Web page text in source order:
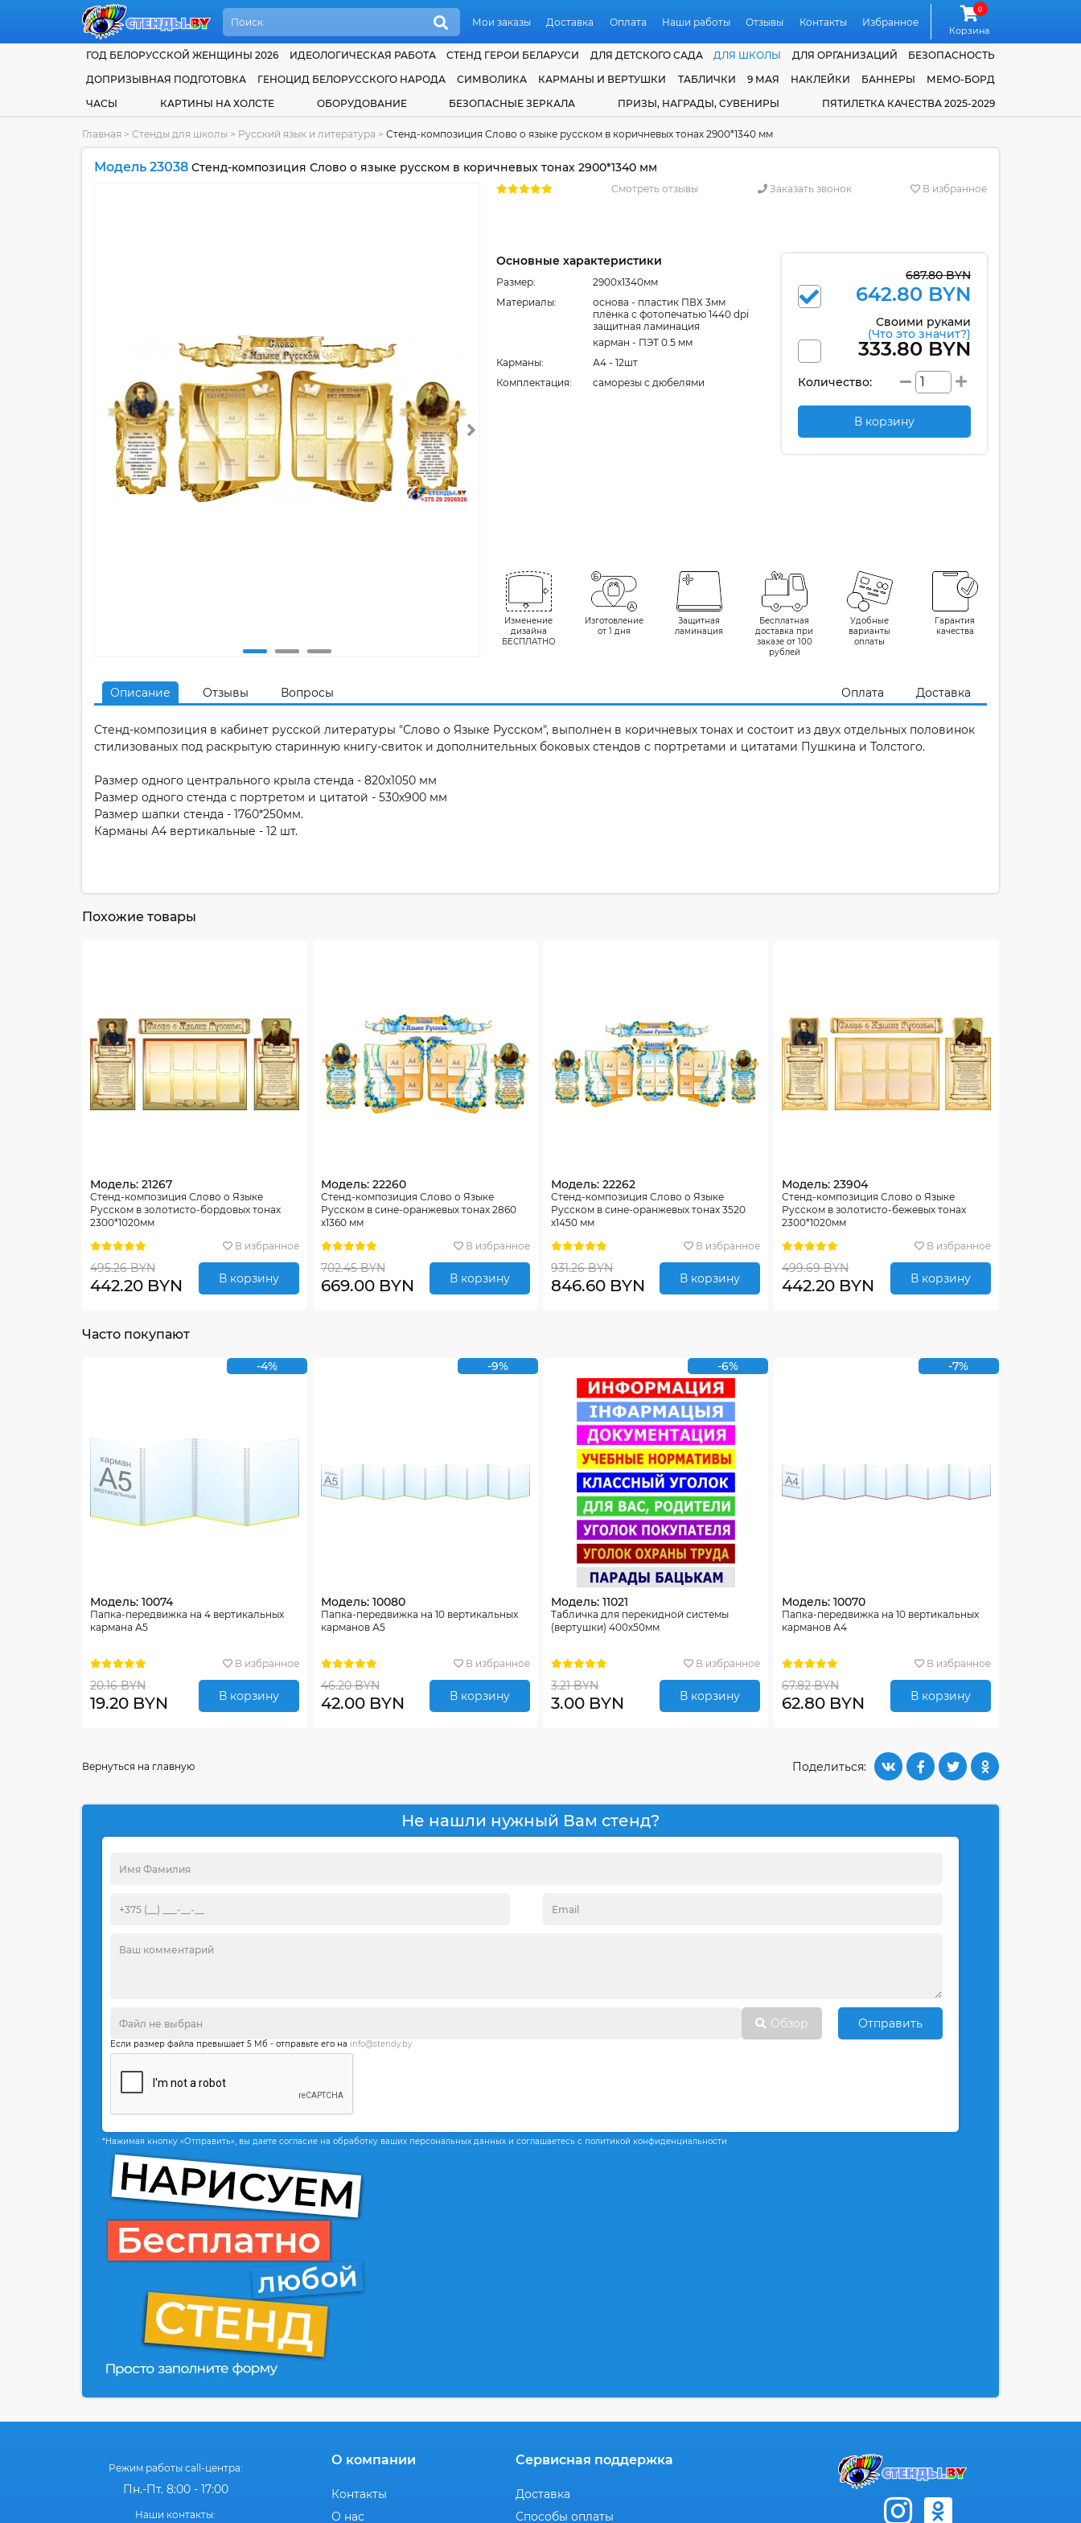
Мои заказы Доставка Оплата Наши работы Отзывы Контакты Избранное
0
Корзина
ГОД БЕЛОРУССКОЙ ЖЕНЩИНЫ 2026 ИДЕОЛОГИЧЕСКАЯ РАБОТА СТЕНД ГЕРОИ БЕЛАРУСИ ДЛЯ ДЕТСКОГО САДА ДЛЯ ШКОЛЫ ДЛЯ ОРГАНИЗАЦИЙ
БЕЗОПАСНОСТЬ
ДОПРИЗЫВНАЯ ПОДГОТОВКА
ГЕНОЦИД БЕЛОРУССКОГО НАРОДА СИМВОЛИКА КАРМАНЫ И ВЕРТУШКИ ТАБЛИЧКИ 9 МАЯ НАКЛЕЙКИ БАННЕРЫ
МЕМО-БОРД
ЧАСЫ
КАРТИНЫ НА ХОЛСТЕ ОБОРУДОВАНИЕ БЕЗОПАСНЫЕ ЗЕРКАЛА ПРИЗЫ, НАГРАДЫ, СУВЕНИРЫ ПЯТИЛЕТКА КАЧЕСТВА 2025-2029
Главная > Стенды для школы > Русский язык и литература > Стенд-композиция Слово о языке русском в коричневых тонах 2900*1340 мм
Модель 23038 Стенд-композиция Слово о языке русском в коричневых тонах 2900*1340 мм
Смотреть отзывы Заказать звонок В избранное
Основные характеристики
Размер:
2900x1340мм
Материалы:
основа - пластик ПВХ 3мм
плёнка с фотопечатью 1440 dpi
защитная ламинация
карман - ПЭТ 0.5 мм
Карманы:
А4 - 12шт
Комплектация:
cаморезы с дюбелями
687.80 BYN
642.80 BYN
Своими руками
(Что это значит?)
333.80 BYN
Количество:
В корзину
Изменение
дизайна
БЕСПЛАТНО
Изготовление
от 1 дня
Защитная
ламинация
Бесплатная
доставка при
заказе от 100
рублей
Удобные
варианты
оплаты
Гарантия
качества
Описание Отзывы Вопросы Оплата Доставка
Стенд-композиция в кабинет русской литературы "Слово о Языке Русском", выполнен в коричневых тонах и состоит из двух отдельных половинок
стилизованых под раскрытую старинную книгу-свиток и дополнительных боковых стендов с портретами и цитатами Пушкина и Толстого.
Размер одного центрального крыла стенда - 820х1050 мм
Размер одного стенда с портретом и цитатой - 530х900 мм
Размер шапки стенда - 1760*250мм.
Карманы А4 вертикальные - 12 шт.
Похожие товары
Модель: 21267
Стенд-композиция Слово о Языке
Русском в золотисто-бордовых тонах
2300*1020мм
В избранное
495.26 BYN
442.20 BYN В корзину
Модель: 22260
Стенд-композиция Слово о Языке
Русском в сине-оранжевых тонах 2860
х1360 мм
В избранное
702.45 BYN
669.00 BYN В корзину
Модель: 22262
Стенд-композиция Слово о Языке
Русском в сине-оранжевых тонах 3520
х1450 мм
В избранное
931.26 BYN
846.60 BYN В корзину
Модель: 23904
Стенд-композиция Слово о Языке
Русском в золотисто-бежевых тонах
2300*1020мм
В избранное
499.69 BYN
442.20 BYN В корзину
Часто покупают
-4%
Модель: 10074
Папка-передвижка на 4 вертикальных
кармана А5
В избранное
20.16 BYN
19.20 BYN В корзину
-9%
Модель: 10080
Папка-передвижка на 10 вертикальных
карманов А5
В избранное
46.20 BYN
42.00 BYN В корзину
-6%
Модель: 11021
Табличка для перекидной системы
(вертушки) 400х50мм
В избранное
3.21 BYN
3.00 BYN В корзину
-7%
Модель: 10070
Папка-передвижка на 10 вертикальных
карманов А4
В избранное
67.82 BYN
62.80 BYN В корзину
Поделиться:
Вернуться на главную
Не нашли нужный Вам стенд?
Обзор Отправить
Если размер файла превышает 5 Мб - отправьте его на info@stendy.by
*Нажимая кнопку «Отправить», вы даете согласие на обработку ваших персональных данных и соглашаетесь с политикой конфиденциальности
Режим работы call-центра:
Пн.-Пт. 8:00 - 17:00
Наши контакты:
О компании
Контакты
О нас
Сервисная поддержка
Доставка
Способы оплаты